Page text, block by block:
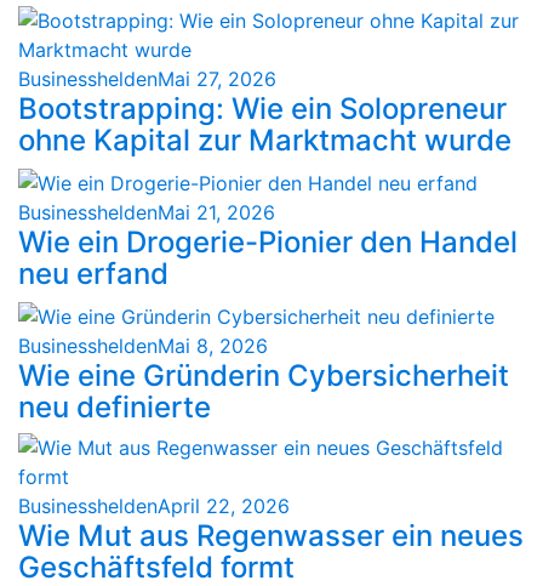
BusinessheldenMai 27, 2026
Bootstrapping: Wie ein Solopreneur
ohne Kapital zur Marktmacht wurde
BusinessheldenMai 21, 2026
Wie ein Drogerie-Pionier den Handel
neu erfand
BusinessheldenMai 8, 2026
Wie eine Gründerin Cybersicherheit
neu definierte
BusinessheldenApril 22, 2026
Wie Mut aus Regenwasser ein neues
Geschäftsfeld formt